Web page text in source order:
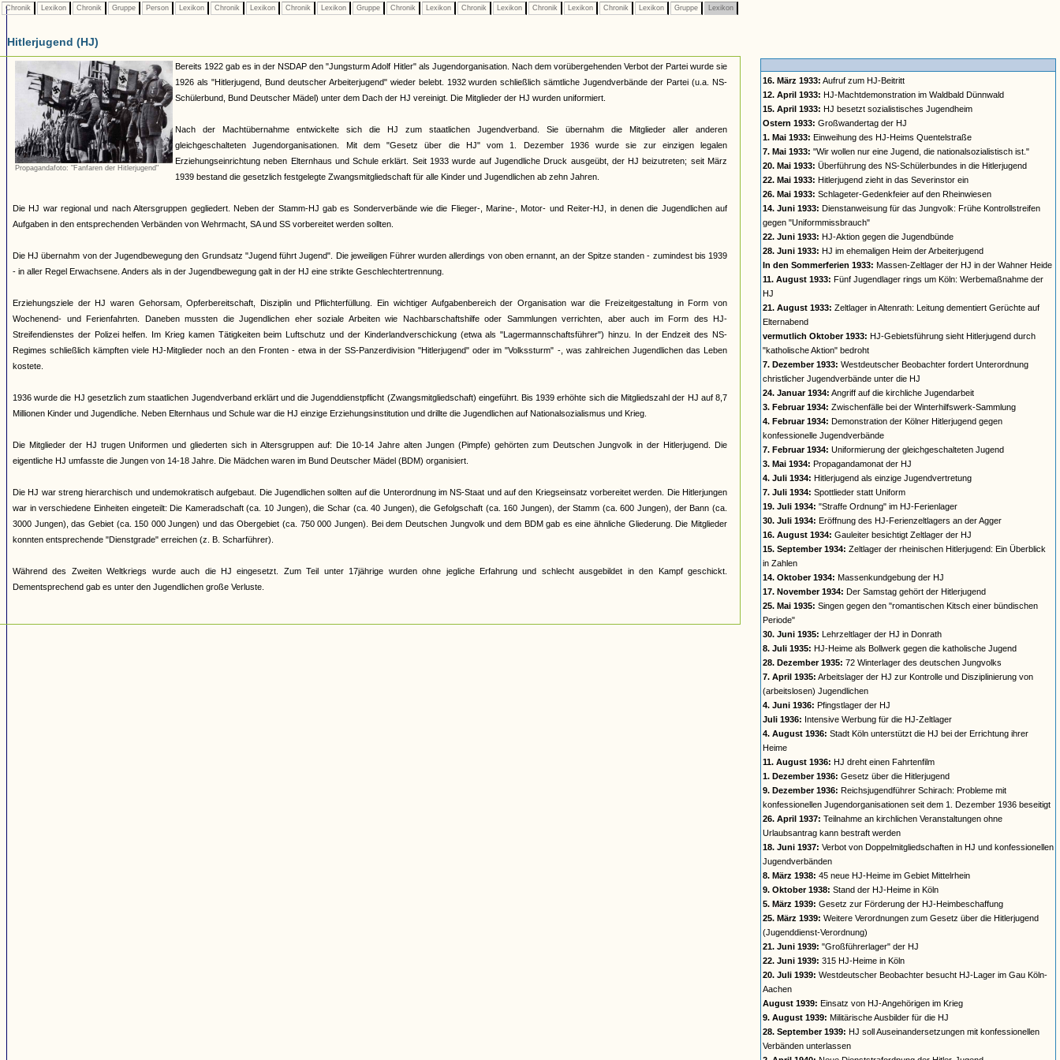
Chronik Lexikon Chronik Gruppe Person Lexikon Chronik Lexikon Chronik Lexikon Gruppe Chronik Lexikon Chronik Lexikon Chronik Lexikon Chronik Lexikon Gruppe Lexikon
Hitlerjugend (HJ)
Propagandafoto: "Fanfaren der Hitlerjugend"
Bereits 1922 gab es in der NSDAP den "Jungsturm Adolf Hitler" als Jugendorganisation. Nach dem vorübergehenden Verbot der Partei wurde sie
1926 als "Hitlerjugend, Bund deutscher Arbeiterjugend" wieder belebt. 1932 wurden schließlich sämtliche Jugendverbände der Partei (u.a. NS-
Schülerbund, Bund Deutscher Mädel) unter dem Dach der HJ vereinigt. Die Mitglieder der HJ wurden uniformiert.
Nach der Machtübernahme entwickelte sich die HJ zum staatlichen Jugendverband. Sie übernahm die Mitglieder aller anderen
gleichgeschalteten Jugendorganisationen. Mit dem "Gesetz über die HJ" vom 1. Dezember 1936 wurde sie zur einzigen legalen
Erziehungseinrichtung neben Elternhaus und Schule erklärt. Seit 1933 wurde auf Jugendliche Druck ausgeübt, der HJ beizutreten; seit März
1939 bestand die gesetzlich festgelegte Zwangsmitgliedschaft für alle Kinder und Jugendlichen ab zehn Jahren.
Die HJ war regional und nach Altersgruppen gegliedert. Neben der Stamm-HJ gab es Sonderverbände wie die Flieger-, Marine-, Motor- und Reiter-HJ, in denen die Jugendlichen auf
Aufgaben in den entsprechenden Verbänden von Wehrmacht, SA und SS vorbereitet werden sollten.
Die HJ übernahm von der Jugendbewegung den Grundsatz "Jugend führt Jugend". Die jeweiligen Führer wurden allerdings von oben ernannt, an der Spitze standen - zumindest bis 1939
- in aller Regel Erwachsene. Anders als in der Jugendbewegung galt in der HJ eine strikte Geschlechtertrennung.
Erziehungsziele der HJ waren Gehorsam, Opferbereitschaft, Disziplin und Pflichterfüllung. Ein wichtiger Aufgabenbereich der Organisation war die Freizeitgestaltung in Form von
Wochenend- und Ferienfahrten. Daneben mussten die Jugendlichen eher soziale Arbeiten wie Nachbarschaftshilfe oder Sammlungen verrichten, aber auch im Form des HJ-
Streifendienstes der Polizei helfen. Im Krieg kamen Tätigkeiten beim Luftschutz und der Kinderlandverschickung (etwa als "Lagermannschaftsführer") hinzu. In der Endzeit des NS-
Regimes schließlich kämpften viele HJ-Mitglieder noch an den Fronten - etwa in der SS-Panzerdivision "Hitlerjugend" oder im "Volkssturm" -, was zahlreichen Jugendlichen das Leben
kostete.
1936 wurde die HJ gesetzlich zum staatlichen Jugendverband erklärt und die Jugenddienstpflicht (Zwangsmitgliedschaft) eingeführt. Bis 1939 erhöhte sich die Mitgliedszahl der HJ auf 8,7
Millionen Kinder und Jugendliche. Neben Elternhaus und Schule war die HJ einzige Erziehungsinstitution und drillte die Jugendlichen auf Nationalsozialismus und Krieg.
Die Mitglieder der HJ trugen Uniformen und gliederten sich in Altersgruppen auf: Die 10-14 Jahre alten Jungen (Pimpfe) gehörten zum Deutschen Jungvolk in der Hitlerjugend. Die
eigentliche HJ umfasste die Jungen von 14-18 Jahre. Die Mädchen waren im Bund Deutscher Mädel (BDM) organisiert.
Die HJ war streng hierarchisch und undemokratisch aufgebaut. Die Jugendlichen sollten auf die Unterordnung im NS-Staat und auf den Kriegseinsatz vorbereitet werden. Die Hitlerjungen
war in verschiedene Einheiten eingeteilt: Die Kameradschaft (ca. 10 Jungen), die Schar (ca. 40 Jungen), die Gefolgschaft (ca. 160 Jungen), der Stamm (ca. 600 Jungen), der Bann (ca.
3000 Jungen), das Gebiet (ca. 150 000 Jungen) und das Obergebiet (ca. 750 000 Jungen). Bei dem Deutschen Jungvolk und dem BDM gab es eine ähnliche Gliederung. Die Mitglieder
konnten entsprechende "Dienstgrade" erreichen (z. B. Scharführer).
Während des Zweiten Weltkriegs wurde auch die HJ eingesetzt. Zum Teil unter 17jährige wurden ohne jegliche Erfahrung und schlecht ausgebildet in den Kampf geschickt.
Dementsprechend gab es unter den Jugendlichen große Verluste.
16. März 1933: Aufruf zum HJ-Beitritt
12. April 1933: HJ-Machtdemonstration im Waldbald Dünnwald
15. April 1933: HJ besetzt sozialistisches Jugendheim
Ostern 1933: Großwandertag der HJ
1. Mai 1933: Einweihung des HJ-Heims Quentelstraße
7. Mai 1933: "Wir wollen nur eine Jugend, die nationalsozialistisch ist."
20. Mai 1933: Überführung des NS-Schülerbundes in die Hitlerjugend
22. Mai 1933: Hitlerjugend zieht in das Severinstor ein
26. Mai 1933: Schlageter-Gedenkfeier auf den Rheinwiesen
14. Juni 1933: Dienstanweisung für das Jungvolk: Frühe Kontrollstreifen
gegen "Uniformmissbrauch"
22. Juni 1933: HJ-Aktion gegen die Jugendbünde
28. Juni 1933: HJ im ehemaligen Heim der Arbeiterjugend
In den Sommerferien 1933: Massen-Zeltlager der HJ in der Wahner Heide
11. August 1933: Fünf Jugendlager rings um Köln: Werbemaßnahme der
HJ
21. August 1933: Zeltlager in Altenrath: Leitung dementiert Gerüchte auf
Elternabend
vermutlich Oktober 1933: HJ-Gebietsführung sieht Hitlerjugend durch
"katholische Aktion" bedroht
7. Dezember 1933: Westdeutscher Beobachter fordert Unterordnung
christlicher Jugendverbände unter die HJ
24. Januar 1934: Angriff auf die kirchliche Jugendarbeit
3. Februar 1934: Zwischenfälle bei der Winterhilfswerk-Sammlung
4. Februar 1934: Demonstration der Kölner Hitlerjugend gegen
konfessionelle Jugendverbände
7. Februar 1934: Uniformierung der gleichgeschalteten Jugend
3. Mai 1934: Propagandamonat der HJ
4. Juli 1934: Hitlerjugend als einzige Jugendvertretung
7. Juli 1934: Spottlieder statt Uniform
19. Juli 1934: "Straffe Ordnung" im HJ-Ferienlager
30. Juli 1934: Eröffnung des HJ-Ferienzeltlagers an der Agger
16. August 1934: Gauleiter besichtigt Zeltlager der HJ
15. September 1934: Zeltlager der rheinischen Hitlerjugend: Ein Überblick
in Zahlen
14. Oktober 1934: Massenkundgebung der HJ
17. November 1934: Der Samstag gehört der Hitlerjugend
25. Mai 1935: Singen gegen den "romantischen Kitsch einer bündischen
Periode"
30. Juni 1935: Lehrzeltlager der HJ in Donrath
8. Juli 1935: HJ-Heime als Bollwerk gegen die katholische Jugend
28. Dezember 1935: 72 Winterlager des deutschen Jungvolks
7. April 1935: Arbeitslager der HJ zur Kontrolle und Disziplinierung von
(arbeitslosen) Jugendlichen
4. Juni 1936: Pfingstlager der HJ
Juli 1936: Intensive Werbung für die HJ-Zeltlager
4. August 1936: Stadt Köln unterstützt die HJ bei der Errichtung ihrer
Heime
11. August 1936: HJ dreht einen Fahrtenfilm
1. Dezember 1936: Gesetz über die Hitlerjugend
9. Dezember 1936: Reichsjugendführer Schirach: Probleme mit
konfessionellen Jugendorganisationen seit dem 1. Dezember 1936 beseitigt
26. April 1937: Teilnahme an kirchlichen Veranstaltungen ohne
Urlaubsantrag kann bestraft werden
18. Juni 1937: Verbot von Doppelmitgliedschaften in HJ und konfessionellen
Jugendverbänden
8. März 1938: 45 neue HJ-Heime im Gebiet Mittelrhein
9. Oktober 1938: Stand der HJ-Heime in Köln
5. März 1939: Gesetz zur Förderung der HJ-Heimbeschaffung
25. März 1939: Weitere Verordnungen zum Gesetz über die Hitlerjugend
(Jugenddienst-Verordnung)
21. Juni 1939: "Großführerlager" der HJ
22. Juni 1939: 315 HJ-Heime in Köln
20. Juli 1939: Westdeutscher Beobachter besucht HJ-Lager im Gau Köln-
Aachen
August 1939: Einsatz von HJ-Angehörigen im Krieg
9. August 1939: Militärische Ausbilder für die HJ
28. September 1939: HJ soll Auseinandersetzungen mit konfessionellen
Verbänden unterlassen